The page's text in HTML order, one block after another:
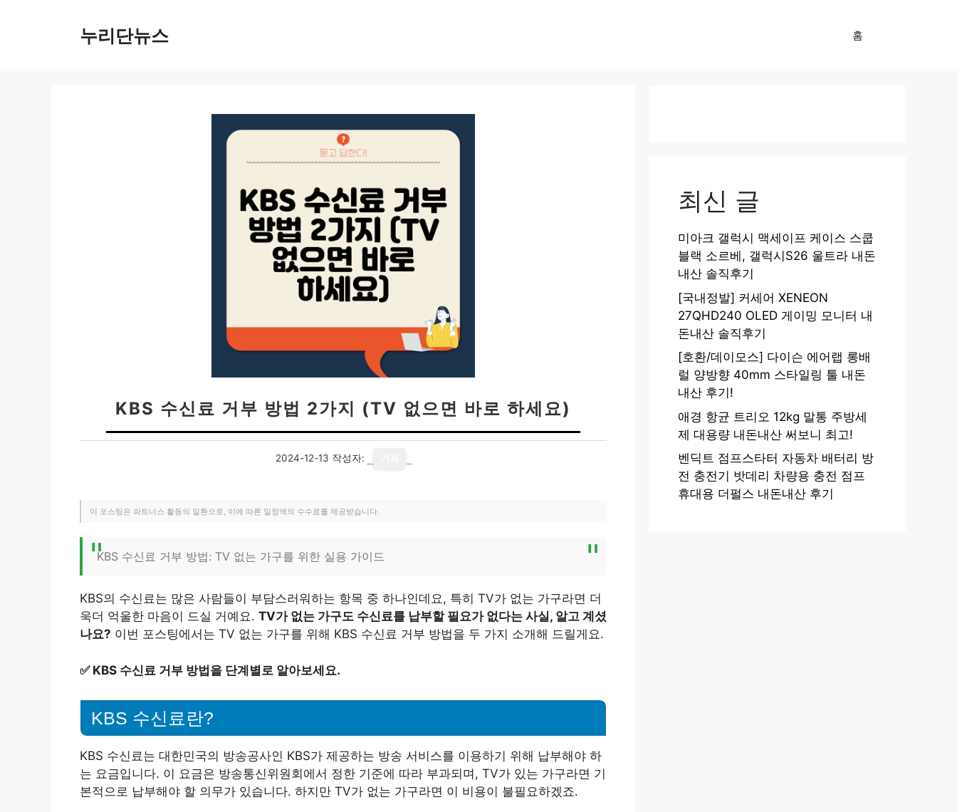
누리단뉴스 홈
KBS 수신료 거부 방법 2가지 (TV 없으면 바로 하세요)
2024-12-13 작성자:
이 포스팅은 파트너스 활동의 일환으로, 이에 따른 일정액의 수수료를 제공받습니다.
KBS 수신료 거부 방법: TV 없는 가구를 위한 실용 가이드
KBS의 수신료는 많은 사람들이 부담스러워하는 항목 중 하나인데요, 특히 TV가 없는 가구라면 더
욱더 억울한 마음이 드실 거예요. TV가 없는 가구도 수신료를 납부할 필요가 없다는 사실, 알고 계셨
나요? 이번 포스팅에서는 TV 없는 가구를 위해 KBS 수신료 거부 방법을 두 가지 소개해 드릴게요.
✅ KBS 수신료 거부 방법을 단계별로 알아보세요.
KBS 수신료란?
KBS 수신료는 대한민국의 방송공사인 KBS가 제공하는 방송 서비스를 이용하기 위해 납부해야 하
는 요금입니다. 이 요금은 방송통신위원회에서 정한 기준에 따라 부과되며, TV가 있는 가구라면 기
본적으로 납부해야 할 의무가 있습니다. 하지만 TV가 없는 가구라면 이 비용이 불필요하겠죠.
최신 글
미아크 갤럭시 맥세이프 케이스 스쿱
블랙 소르베, 갤럭시S26 울트라 내돈
내산 솔직후기
[국내정발] 커세어 XENEON
27QHD240 OLED 게이밍 모니터 내
돈내산 솔직후기
[호환/데이모스] 다이슨 에어랩 롱배
럴 양방향 40mm 스타일링 툴 내돈
내산 후기!
애경 항균 트리오 12kg 말통 주방세
제 대용량 내돈내산 써보니 최고!
벤딕트 점프스타터 자동차 배터리 방
전 충전기 밧데리 차량용 충전 점프
휴대용 더펄스 내돈내산 후기